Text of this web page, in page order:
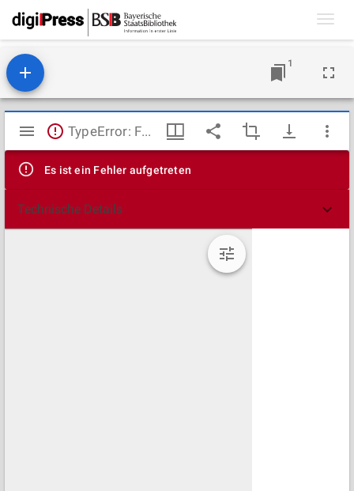
1
Mirador
Viewer
TypeError: Failed to fetch
Es ist ein Fehler aufgetreten
Technische Details